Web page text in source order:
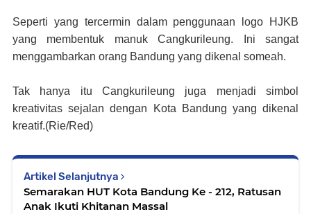
Seperti yang tercermin dalam penggunaan logo HJKB
yang membentuk manuk Cangkurileung. Ini sangat
menggambarkan orang Bandung yang dikenal someah.
Tak hanya itu Cangkurileung juga menjadi simbol
kreativitas sejalan dengan Kota Bandung yang dikenal
kreatif.(Rie/Red)
Artikel Selanjutnya
Semarakan HUT Kota Bandung Ke - 212, Ratusan
Anak Ikuti Khitanan Massal